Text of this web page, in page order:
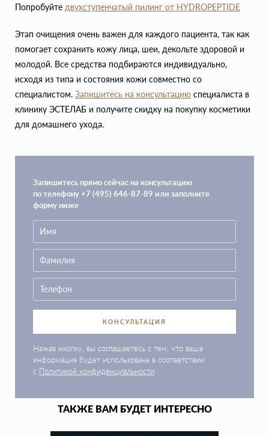
Попробуйте двухступенчатый пилинг от HYDROPEPTIDE
Этап очищения очень важен для каждого пациента, так как
помогает сохранить кожу лица, шеи, декольте здоровой и
молодой. Все средства подбираются индивидуально,
исходя из типа и состояния кожи совместно со
специалистом. Запишитесь на консультацию специалиста в
клинику ЭСТЕЛАБ и получите скидку на покупку косметики
для домашнего ухода.
Запишитесь прямо сейчас на консультацию
по телефону +7 (495) 646-87-89 или заполните
форму ниже
КОНСУЛЬТАЦИЯ
Нажав кнопку, вы соглашаетесь с тем, что ваша
информация будет использована в соответствии
с Политикой конфиденциальности
ТАКЖЕ ВАМ БУДЕТ ИНТЕРЕСНО